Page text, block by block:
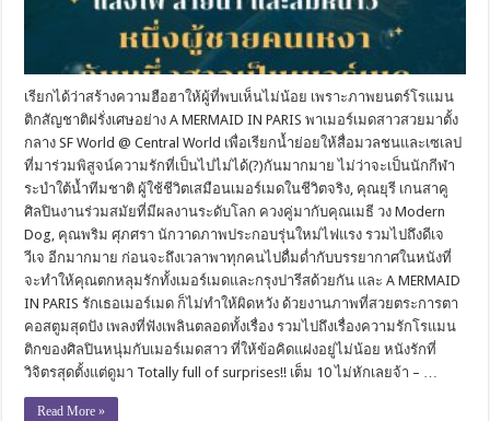
เรียกได้ว่าสร้างความฮือฮาให้ผู้ที่พบเห็นไม่น้อย เพราะภาพยนตร์โรแมน
ติกสัญชาติฝรั่งเศษอย่าง A MERMAID IN PARIS พาเมอร์เมดสาวสวยมาตั้ง
กลาง SF World @ Central World เพื่อเรียกน้ำย่อยให้สื่อมวลชนและเซเลป
ที่มาร่วมพิสูจน์ความรักที่เป็นไปไม่ได้(?)กันมากมาย ไม่ว่าจะเป็นนักกีฬา
ระบำใต้น้ำทีมชาติ ผู้ใช้ชีวิตเสมือนเมอร์เมดในชีวิตจริง, คุณยุรี เกนสาคู
ศิลปินงานร่วมสมัยที่มีผลงานระดับโลก ควงคู่มากับคุณเมธี วง Modern
Dog, คุณพริม ศุภศรา นักวาดภาพประกอบรุ่นใหม่ไฟแรง รวมไปถึงดีเจ
วีเจ อีกมากมาย ก่อนจะถึงเวลาพาทุกคนไปดื่มด่ำกับบรรยากาศในหนังที่
จะทำให้คุณตกหลุมรักทั้งเมอร์เมดและกรุงปารีสด้วยกัน และ A MERMAID
IN PARIS รักเธอเมอร์เมด ก็ไม่ทำให้ผิดหวัง ด้วยงานภาพที่สวยตระการตา
คอสตูมสุดปัง เพลงที่ฟังเพลินตลอดทั้งเรื่อง รวมไปถึงเรื่องความรักโรแมน
ติกของศิลปินหนุ่มกับเมอร์เมดสาว ที่ให้ข้อคิดแฝงอยู่ไม่น้อย หนังรักที่
วิจิตรสุดตั้งแต่ดูมา Totally full of surprises!! เต็ม 10 ไม่หักเลยจ้า – …
Read More »